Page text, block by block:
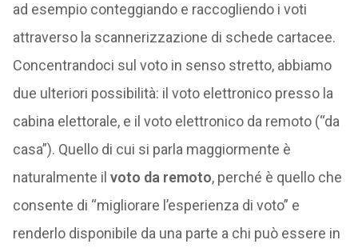
ad esempio conteggiando e raccogliendo i voti
attraverso la scannerizzazione di schede cartacee.
Concentrandoci sul voto in senso stretto, abbiamo
due ulteriori possibilità: il voto elettronico presso la
cabina elettorale, e il voto elettronico da remoto (“da
casa”). Quello di cui si parla maggiormente è
naturalmente il voto da remoto, perché è quello che
consente di “migliorare l’esperienza di voto” e
renderlo disponibile da una parte a chi può essere in